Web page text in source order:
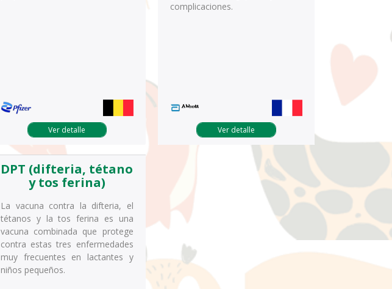
Ver detalle
complicaciones.
Ver detalle
DPT (difteria, tétano
y tos ferina)
La vacuna contra la difteria, el
tétanos y la tos ferina es una
vacuna combinada que protege
contra estas tres enfermedades
muy frecuentes en lactantes y
niños pequeños.